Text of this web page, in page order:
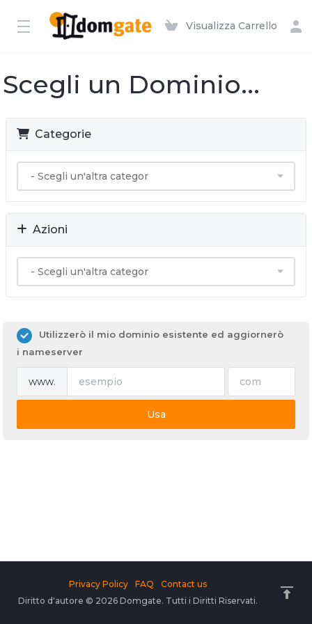
Visualizza Carrello
Scegli un Dominio...
Categorie
Azioni
Utilizzerò il mio dominio esistente ed aggiornerò
i nameserver
www.
Usa
Diritto d'autore © 2026 Domgate. Tutti i Diritti Riservati.
Privacy Policy FAQ Contact us